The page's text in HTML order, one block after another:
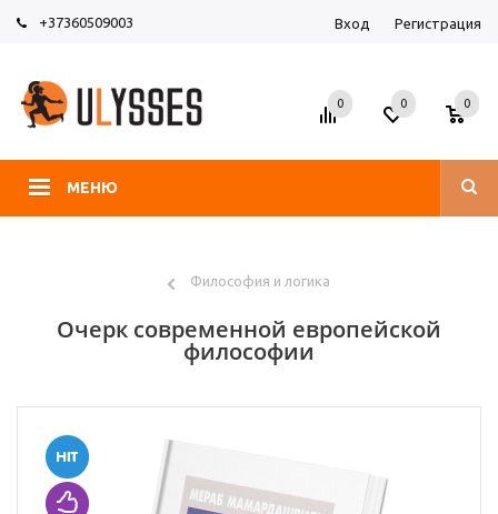
+37360509003 Вход Регистрация
МЕНЮ
0 0 0
Философия и логика
Очерк современной европейской
философии